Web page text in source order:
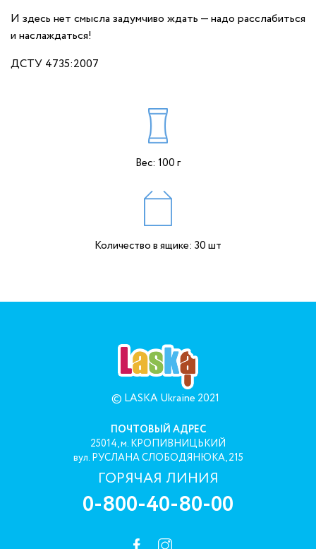
И здесь нет смысла задумчиво ждать — надо расслабиться
и наслаждаться!
ДСТУ 4735:2007
Вес: 100 г
Количество в ящике: 30 шт
© LASKA Ukraine 2021
ПОЧТОВЫЙ АДРЕС
25014, м. КРОПИВНИЦЬКИЙ
вул. РУСЛАНА СЛОБОДЯНЮКА, 215
ГОРЯЧАЯ ЛИНИЯ
0-800-40-80-00